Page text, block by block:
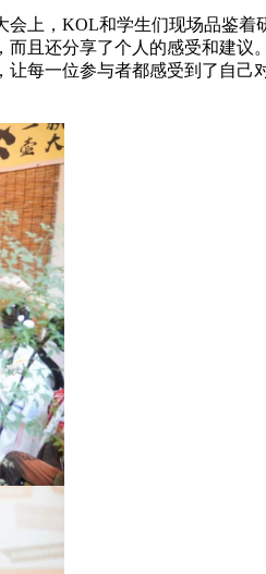
上，KOL和学生们现场品鉴着
且还分享了个人的感受和建议
每一位参与者都感受到了自己